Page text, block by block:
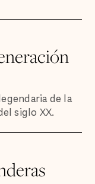
de la
siglo XX.